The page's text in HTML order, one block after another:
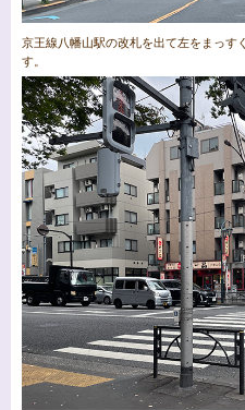
京王線八幡山駅の改札を出て左をまっす
す。